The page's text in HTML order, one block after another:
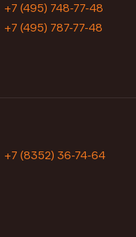
+7 (495) 748-77-48
+7 (495) 787-77-48
+7 (8352) 36-74-64